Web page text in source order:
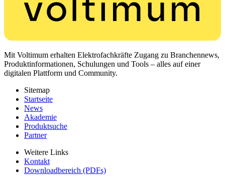
Mit Voltimum erhalten Elektrofachkräfte Zugang zu Branchennews,
Produktinformationen, Schulungen und Tools – alles auf einer
digitalen Plattform und Community.
Sitemap
Startseite
News
Akademie
Produktsuche
Partner
Weitere Links
Kontakt
Downloadbereich (PDFs)